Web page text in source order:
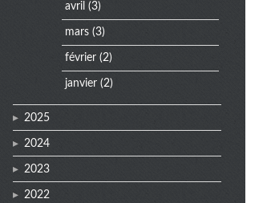
avril (3)
mars(3)
février(2)
janvier(2)
2025
2024
2023
2022